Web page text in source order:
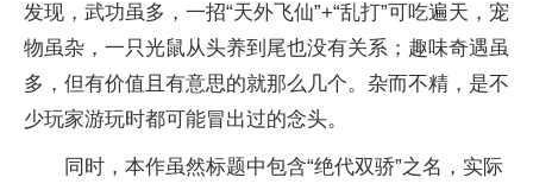
发现，武功虽多，一招“天外飞仙”+“乱打”可吃遍天，宠
物虽杂，一只光鼠从头养到尾也没有关系；趣味奇遇虽
多，但有价值且有意思的就那么几个。杂而不精，是不
少玩家游玩时都可能冒出过的念头。
同时，本作虽然标题中包含“绝代双骄”之名，实际